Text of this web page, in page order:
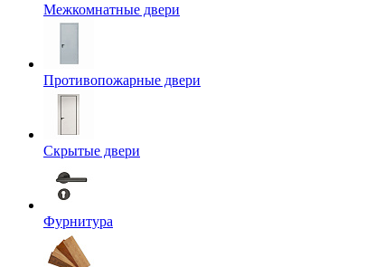
Межкомнатные двери
Противопожарные двери
Скрытые двери
Фурнитура